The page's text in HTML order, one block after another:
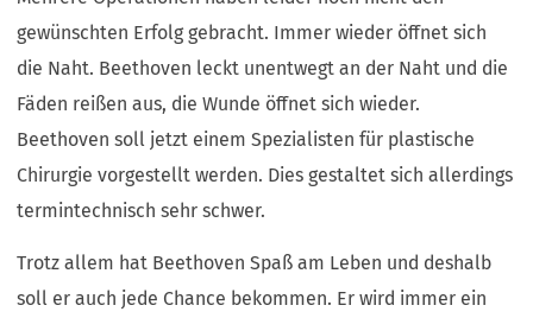
gewünschten Erfolg gebracht. Immer wieder öffnet sich
die Naht. Beethoven leckt unentwegt an der Naht und die
Fäden reißen aus, die Wunde öffnet sich wieder.
Beethoven soll jetzt einem Spezialisten für plastische
Chirurgie vorgestellt werden. Dies gestaltet sich allerdings
termintechnisch sehr schwer.
Trotz allem hat Beethoven Spaß am Leben und deshalb
soll er auch jede Chance bekommen. Er wird immer ein